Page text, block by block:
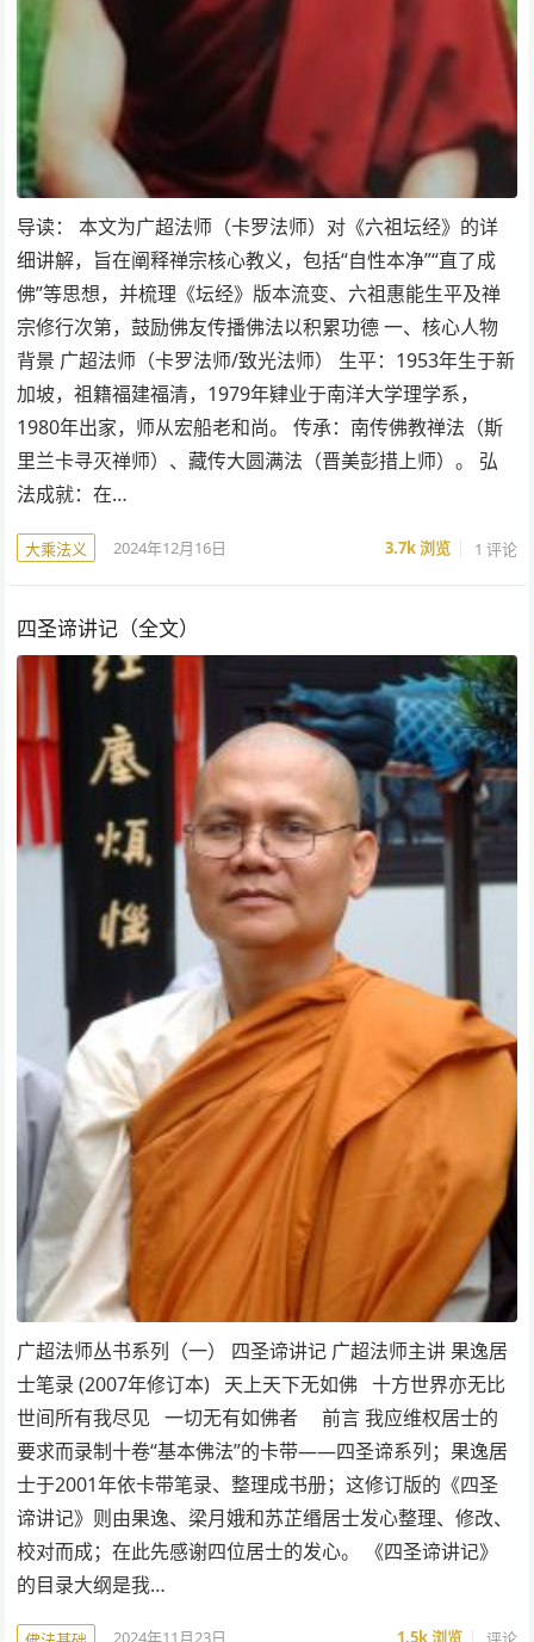
导读： 本文为广超法师（卡罗法师）对《六祖坛经》的详
细讲解，旨在阐释禅宗核心教义，包括“自性本净”“直了成
佛”等思想，并梳理《坛经》版本流变、六祖惠能生平及禅
宗修行次第，鼓励佛友传播佛法以积累功德 一、核心人物
背景 广超法师（卡罗法师/致光法师） 生平：1953年生于新
加坡，祖籍福建福清，1979年肄业于南洋大学理学系，
1980年出家，师从宏船老和尚。 传承：南传佛教禅法（斯
里兰卡寻灭禅师）、藏传大圆满法（晋美彭措上师）。 弘
法成就：在…
大乘法义 2024年12月16日 3.7k浏览 1 评论
四圣谛讲记（全文）
广超法师丛书系列（一） 四圣谛讲记 广超法师主讲 果逸居
士笔录 (2007年修订本) 天上天下无如佛 十方世界亦无比
世间所有我尽见 一切无有如佛者 前言 我应维权居士的
要求而录制十卷“基本佛法”的卡带——四圣谛系列；果逸居
士于2001年依卡带笔录、整理成书册；这修订版的《四圣
谛讲记》则由果逸、梁月娥和苏芷缗居士发心整理、修改、
校对而成；在此先感谢四位居士的发心。 《四圣谛讲记》
的目录大纲是我…